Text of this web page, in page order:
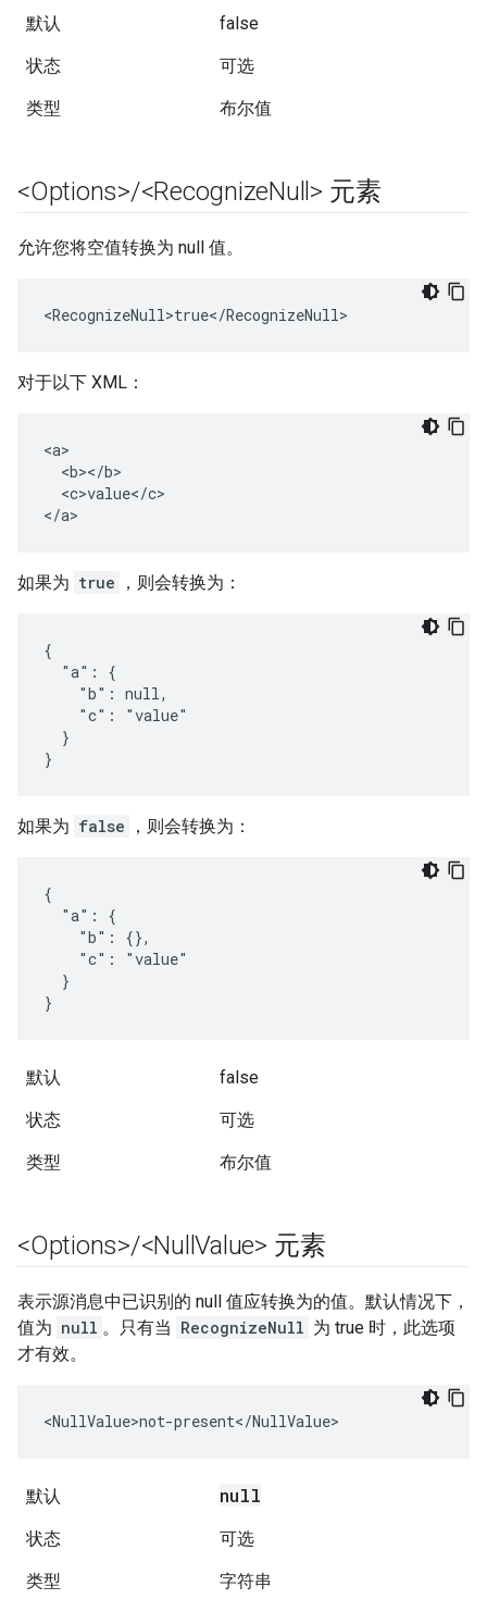
默认 false
状态 可选
类型 布尔值
<Options>/<RecognizeNull> 元素
允许您将空值转换为 null 值。
<RecognizeNull>true</RecognizeNull>
对于以下 XML：
<a>
  <b></b>
  <c>value</c>
</a>
如果为 true ，则会转换为：
{
  "a": {
    "b": null,
    "c": "value"
  }
}
如果为 false ，则会转换为：
{
  "a": {
    "b": {},
    "c": "value"
  }
}
默认 false
状态 可选
类型 布尔值
<Options>/<NullValue> 元素
表示源消息中已识别的 null 值应转换为的值。默认情况下，
值为 null 。只有当 RecognizeNull 为 true 时，此选项
才有效。
<NullValue>not-present</NullValue>
默认 null
状态 可选
类型 字符串